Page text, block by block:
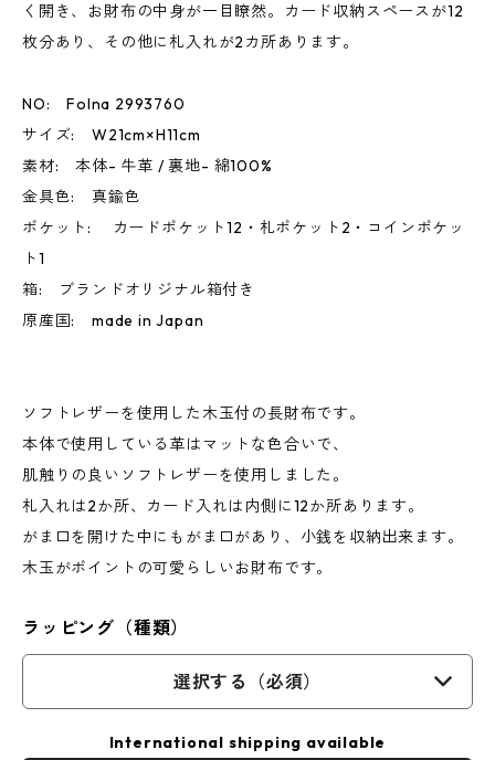
く開き、お財布の中身が一目瞭然。カード収納スペースが12
枚分あり、その他に札入れが2カ所あります。
NO: Folna 2993760
サイズ: W21cm×H11cm
素材: 本体- 牛革 / 裏地- 綿100%
金具色: 真鍮色
ポケット: カードポケット12・札ポケット2・コインポケッ
ト1
箱: ブランドオリジナル箱付き
原産国: made in Japan
ソフトレザーを使用した木玉付の長財布です。
本体で使用している革はマットな色合いで、
肌触りの良いソフトレザーを使用しました。
札入れは2か所、カード入れは内側に12か所あります。
がま口を開けた中にもがま口があり、小銭を収納出来ます。
木玉がポイントの可愛らしいお財布です。
ラッピング（種類）
選択する（必須）
International shipping available